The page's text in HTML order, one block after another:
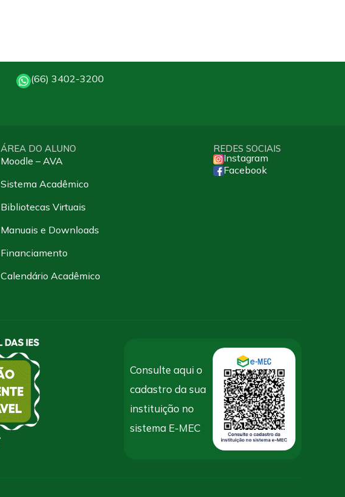
(66) 3402-3200
ÁREA DO ALUNO
Moodle – AVA
Sistema Acadêmico
Bibliotecas Virtuais
Manuais e Downloads
Financiamento
Calendário Acadêmico
REDES SOCIAIS
Instagram
Facebook
Consulte aqui o
cadastro da sua
instituição no
sistema E-MEC